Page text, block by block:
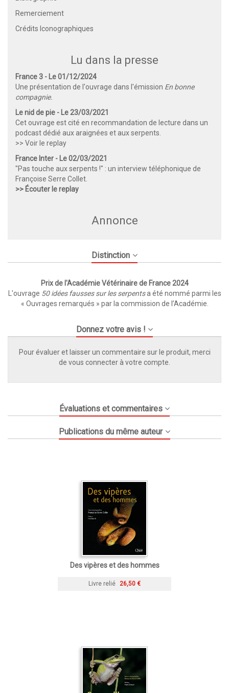
Remerciement
Crédits Iconographiques
Lu dans la presse
France 3 - Le 01/12/2024
Une présentation de l'ouvrage dans l'émission En bonne
compagnie.
Le nid de pie - Le 23/03/2021
Cet ouvrage est cité en recommandation de lecture dans un
podcast dédié aux araignées et aux serpents.
>> Voir le replay
France Inter - Le 02/03/2021
"Pas touche aux serpents !" : un interview téléphonique de
Françoise Serre Collet.
>> Écouter le replay
Annonce
Distinction
Prix de l'Académie Vétérinaire de France 2024
L'ouvrage 50 idées fausses sur les serpentsa été nommé parmi les
« Ouvrages remarqués » par la commission de l’Académie.
Donnez votre avis !
Pour évaluer et laisser un commentaire sur le produit, merci
de vous connecter à votre compte.
Évaluations et commentaires
Publications du même auteur
Des vipères et des hommes
Livre relié 26,50 €